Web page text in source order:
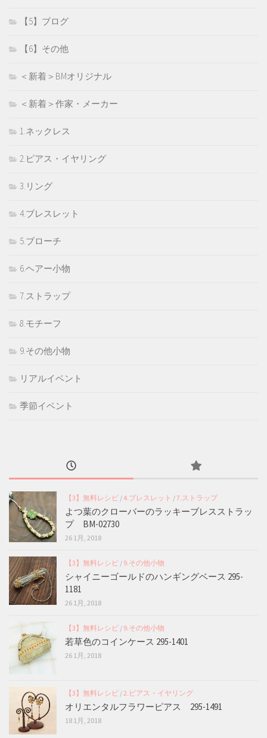
【5】ブログ
【6】その他
＜新着＞BMオリジナル
＜新着＞作家・メーカー
1.ネックレス
2.ピアス・イヤリング
3.リング
4.ブレスレット
5.ブローチ
6.ヘアー小物
7.ストラップ
8.モチーフ
9.その他小物
リアルイベント
季節イベント
【3】無料レシピ /4.ブレスレット /7.ストラップ
よつ葉のクローバーのラッキーブレスストラッ
プ BM-02730
26 1月, 2018
【3】無料レシピ / 9.その他小物
シャイニーゴールドのハンギングベース 295-
1181
26 1月, 2018
【3】無料レシピ / 9.その他小物
若草色のコインケース 295-1401
26 1月, 2018
【3】無料レシピ /2.ピアス・イヤリング
オリエンタルフラワーピアス 295-1491
18 1月, 2018